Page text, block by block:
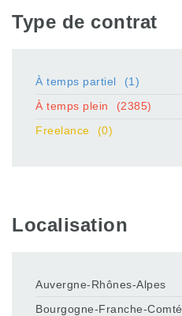
Type de contrat
À temps partiel
(1)
À temps plein
(2385)
Freelance
(0)
Localisation
Auvergne-Rhônes-Alpes
Bourgogne-Franche-Comté